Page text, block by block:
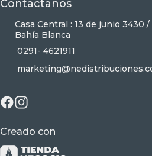
Contactanos
Casa Central : 13 de junio 3430
Bahía Blanca
0291- 4621911
Creado con